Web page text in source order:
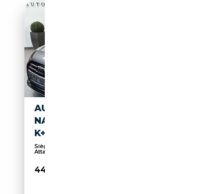
AUDI S6 AVANT BLACK
NAV+MATRIX+B&O+PANO+AH
K+V-COCKPIT
Sièges sport, Suspension sport, Soundsystem,
Attac...
44 749€